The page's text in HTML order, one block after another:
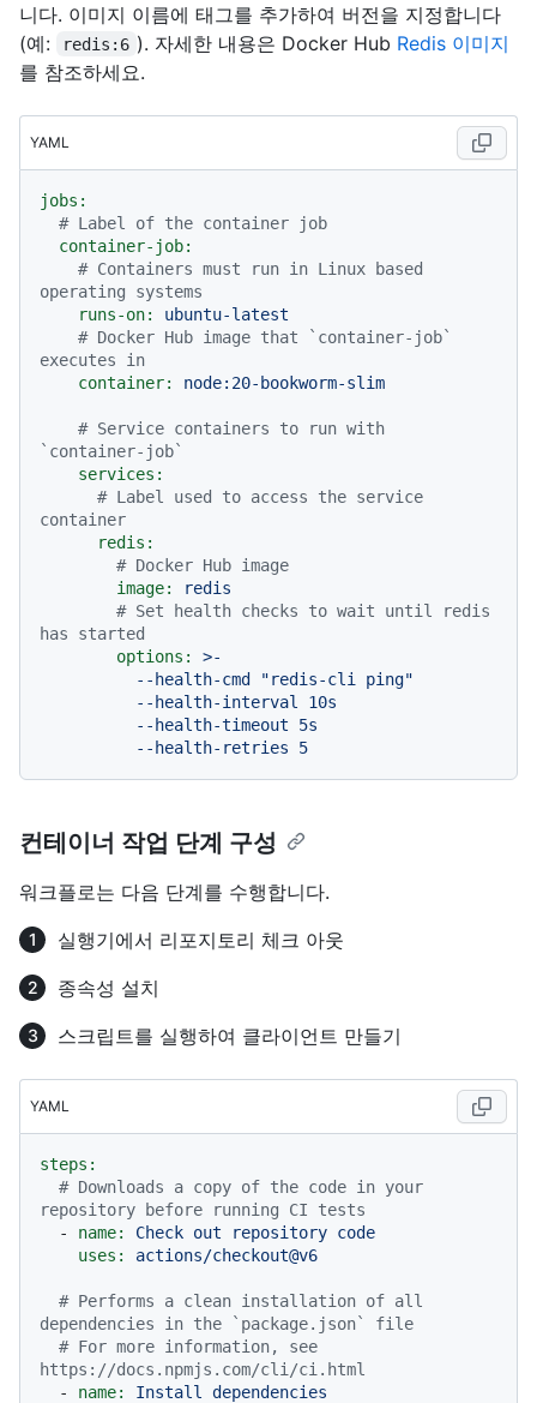
니다. 이미지 이름에 태그를 추가하여 버전을 지정합니다
(예:
redis:6 ). 자세한 내용은 Docker Hub Redis 이미지
를 참조하세요.
YAML
jobs:
# Label of the container job
container-job:
# Containers must run in Linux based
operating systems
runs-on:
ubuntu-latest
# Docker Hub image that `container-job`
executes in
container:
node:20-bookworm-slim
# Service containers to run with
`container-job`
services:
# Label used to access the service
container
redis:
# Docker Hub image
image:
redis
# Set health checks to wait until redis
has started
options:
>-
컨테이너 작업 단계 구성
워크플로는 다음 단계를 수행합니다.
실행기에서 리포지토리 체크 아웃
종속성 설치
스크립트를 실행하여 클라이언트 만들기
YAML
steps:
# Downloads a copy of the code in your
repository before running CI tests
-
name: Check out repository code
uses:
actions/checkout@v6
# Performs a clean installation of all
dependencies in the `package.json` file
# For more information, see
https://docs.npmjs.com/cli/ci.html
-
name: Install
dependencies